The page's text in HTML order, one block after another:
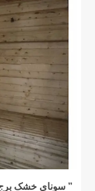
” سونای خشک